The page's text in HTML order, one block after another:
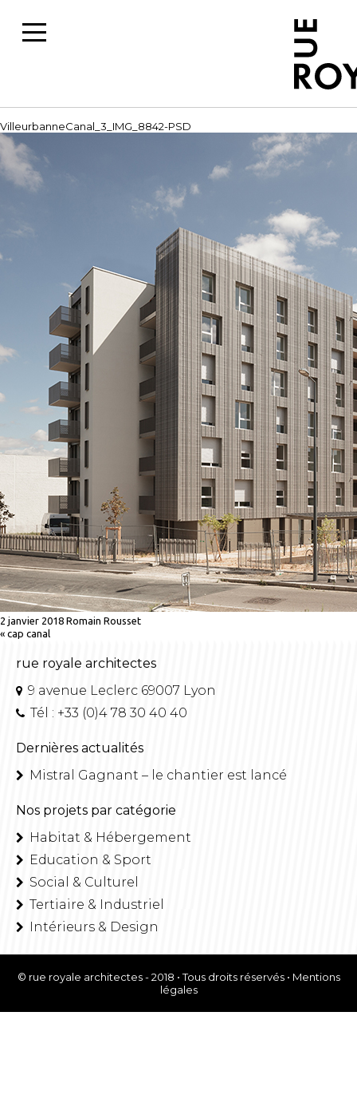
VilleurbanneCanal_3_IMG_8842-PSD
2 janvier 2018 Romain Rousset
« cap canal
rue royale architectes
9 avenue Leclerc 69007 Lyon
Tél : +33 (0)4 78 30 40 40
Dernières actualités
Mistral Gagnant – le chantier est lancé
Nos projets par catégorie
Habitat & Hébergement
Education & Sport
Social & Culturel
Tertiaire & Industriel
Intérieurs & Design
© rue royale architectes - 2018 • Tous droits réservés • Mentions
légales